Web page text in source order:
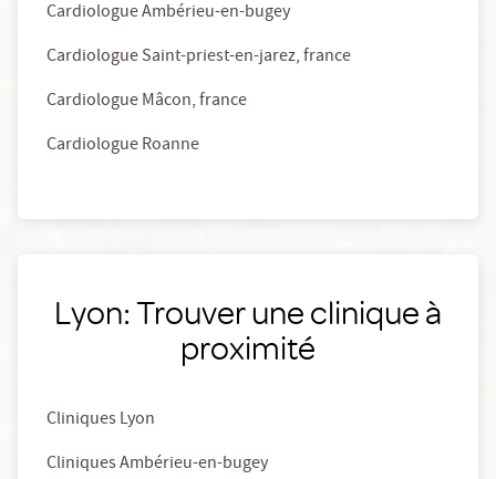
Cardiologue Ambérieu-en-bugey
Cardiologue Saint-priest-en-jarez, france
Cardiologue Mâcon, france
Cardiologue Roanne
Lyon: Trouver une clinique à
proximité
Cliniques Lyon
Cliniques Ambérieu-en-bugey